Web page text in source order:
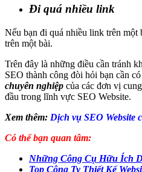
Đi quá nhiều link
Nếu bạn đi quá nhiều link trên một
trên một bài.
Trên đây là những điều cần tránh
SEO thành công đòi hỏi bạn cần
chuyên nghiệp của các đơn vị
đầu trong lĩnh vực SEO Website.
Xem thêm: Dịch vụ SEO Website
Có thể bạn quan tâm:
Những Công Cụ Hữu Ích
Top Công Ty Thiết Kế